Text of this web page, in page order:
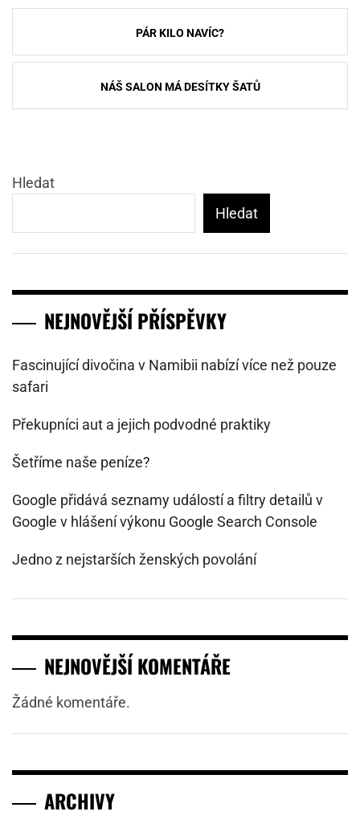
Navigace
pro
PÁR KILO NAVÍC?
NÁŠ SALON MÁ DESÍTKY ŠATŮ
Hledat
Hledat
NEJNOVĚJŠÍ PŘÍSPĚVKY
Fascinující divočina v Namibii nabízí více než pouze
safari
Překupníci aut a jejich podvodné praktiky
Šetříme naše peníze?
Google přidává seznamy událostí a filtry detailů v
Google v hlášení výkonu Google Search Console
Jedno z nejstarších ženských povolání
NEJNOVĚJŠÍ KOMENTÁŘE
Žádné komentáře.
ARCHIVY